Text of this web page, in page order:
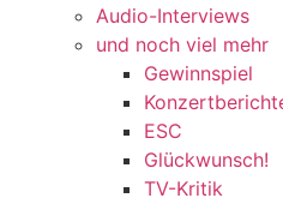
Audio-Interviews
und noch viel mehr
Gewinnspiel
ESC
Glückwunsch!
TV-Kritik